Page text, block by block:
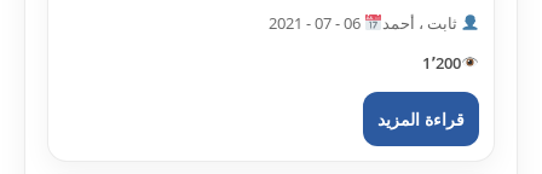
ثابت ، أحمد
1٬200
قراءة المزيد